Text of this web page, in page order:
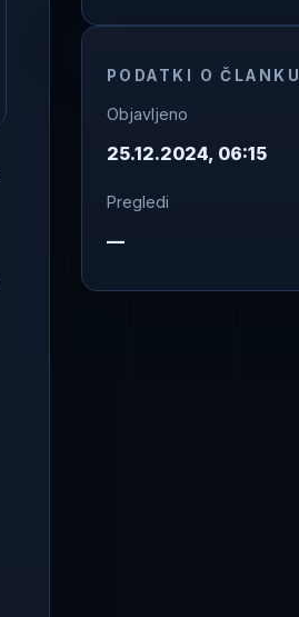
PODATKI O ČLANKU
Objavljeno
25.12.2024, 06:15
Pregledi
—